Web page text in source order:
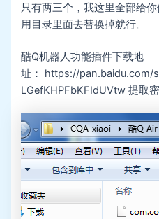
只有两三个，我这里全部给
用目录里面去替换掉就行。
酷Q机器人功能插件下载地
址： https://pan.baidu.com/
LGefKHPFbKFIdUVtw 提取